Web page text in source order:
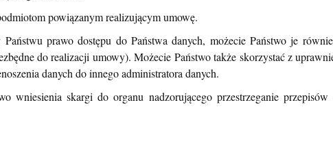
powiązanym realizującym umowę.
prawo dostępu do Państwa danych, możecie Państwo je
do realizacji umowy). Możecie Państwo także skorzystać z
danych do innego administratora danych.
wniesienia skargi do organu nadzorującego przestrzeganie